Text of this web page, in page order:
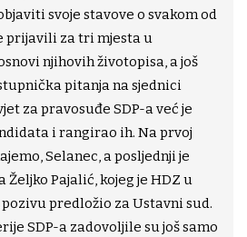
svoje stavove o svakom od
prijavili za tri mjesta u
njihovih životopisa, a još
pitanja na sjednici
za pravosuđe SDP-a već je
i rangirao ih. Na prvoj
Selanec, a posljednji je
Željko Pajalić, kojeg je HDZ u
predložio za Ustavni sud.
SDP-a zadovoljile su još samo